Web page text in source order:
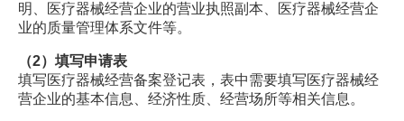
明、医疗器械经营企业的营业执照副本、医疗器械经营企
业的质量管理体系文件等。
（2）填写申请表
填写医疗器械经营备案登记表，表中需要填写医疗器械经
营企业的基本信息、经济性质、经营场所等相关信息。